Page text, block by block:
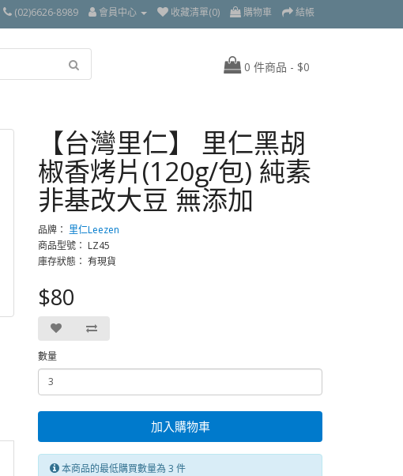
(02)6626-8989 會員中心 收藏清單(0) 購物車 結帳
0 件商品 - $0
【台灣里仁】 里仁黑胡
椒香烤片(120g/包) 純素
非基改大豆 無添加
品牌： 里仁Leezen
商品型號： LZ45
庫存狀態： 有現貨
$80
數量
加入購物車
本商品的最低購買數量為 3 件